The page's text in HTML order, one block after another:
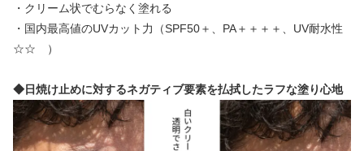
・クリーム状でむらなく塗れる
・国内最高値のUVカット力（SPF50＋、PA＋＋＋＋、UV耐水性
☆☆　）
◆日焼け止めに対するネガティブ要素を払拭したラフな塗り心地